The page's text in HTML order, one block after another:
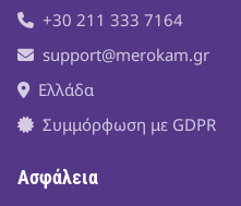
+30 211 333 7164
support@merokam.gr
Ελλάδα
Συμμόρφωση με GDPR
Ασφάλεια